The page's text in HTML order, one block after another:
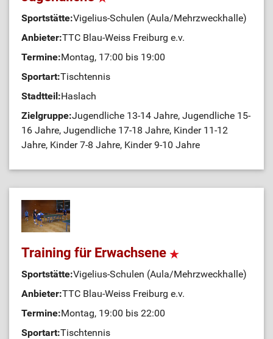
Sportstätte:Vigelius-Schulen (Aula/Mehrzweckhalle)
Anbieter:TTC Blau-Weiss Freiburg e.v.
Termine:Montag, 17:00 bis 19:00
Sportart:Tischtennis
Stadtteil:Haslach
Zielgruppe:Jugendliche 13-14 Jahre, Jugendliche 15-
16 Jahre, Jugendliche 17-18 Jahre, Kinder 11-12
Jahre, Kinder 7-8 Jahre, Kinder 9-10 Jahre
Training für Erwachsene
Sportstätte:Vigelius-Schulen (Aula/Mehrzweckhalle)
Anbieter:TTC Blau-Weiss Freiburg e.v.
Termine:Montag, 19:00 bis 22:00
Sportart:Tischtennis